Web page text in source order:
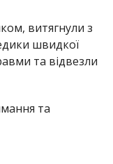
витягнули з
швидкої
та відвезли
та